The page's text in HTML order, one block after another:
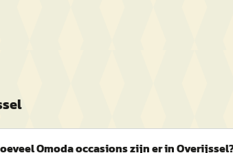
Omoda occasions zijn er in